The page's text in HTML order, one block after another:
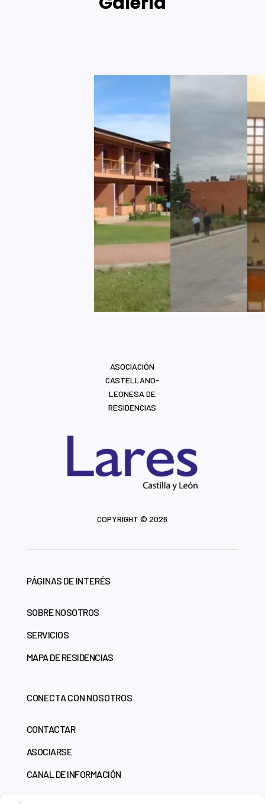
ASOCIACIÓN
CASTELLANO-
LEONESA DE
RESIDENCIAS
COPYRIGHT © 2026
PÁGINAS DE INTERÉS
SOBRE NOSOTROS
SERVICIOS
MAPA DE RESIDENCIAS
CONECTA CON NOSOTROS
CONTACTAR
ASOCIARSE
CANAL DE INFORMACIÓN